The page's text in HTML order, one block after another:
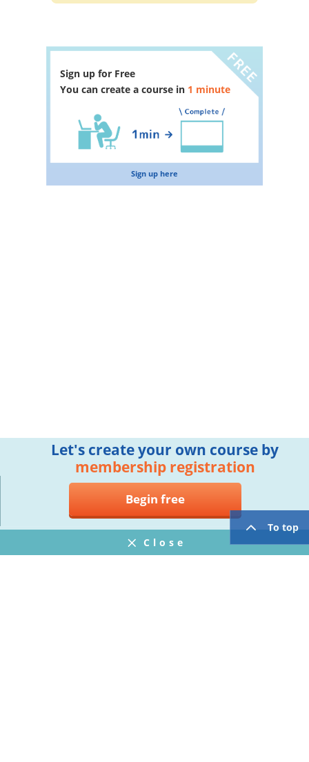
Sign up for Free
You can create a course in 1 minute
Sign up here
To top
Let's create your own course by
membership registration
Begin free
Close